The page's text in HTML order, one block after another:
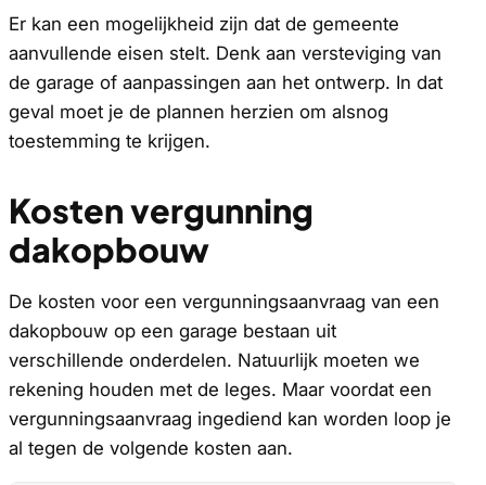
Er kan een mogelijkheid zijn dat de gemeente
aanvullende eisen stelt. Denk aan versteviging van
de garage of aanpassingen aan het ontwerp. In dat
geval moet je de plannen herzien om alsnog
toestemming te krijgen.
Kosten vergunning
dakopbouw
De kosten voor een vergunningsaanvraag van een
dakopbouw op een garage bestaan uit
verschillende onderdelen. Natuurlijk moeten we
rekening houden met de leges. Maar voordat een
vergunningsaanvraag ingediend kan worden loop je
al tegen de volgende kosten aan.